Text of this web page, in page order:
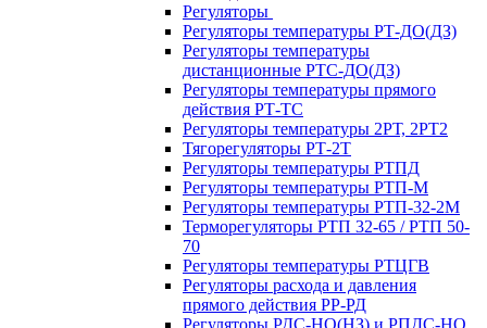
Регуляторы
Регуляторы температуры РТ-ДО(ДЗ)
Регуляторы температуры
дистанционные РТС-ДО(ДЗ)
Регуляторы температуры прямого
действия РТ-ТС
Регуляторы температуры 2РТ, 2РT2
Тягорегуляторы РТ-2Т
Регуляторы температуры РТПД
Регуляторы температуры РТП-M
Регуляторы температуры РТП-32-2М
Терморегуляторы РТП 32-65 / РТП 50-
70
Регуляторы температуры РТЦГВ
Регуляторы расхода и давления
прямого действия РР-РД
Регуляторы РДС-НО(НЗ) и РПДС-НО